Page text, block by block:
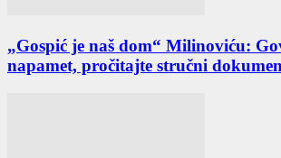
„Gospić je naš dom“ Milinoviću:
napamet, pročitajte stručni